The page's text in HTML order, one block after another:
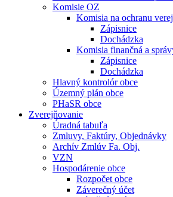
Komisie OZ
Komisia na ochranu
Zápisnice
Dochádzka
Komisia finančná a
Zápisnice
Dochádzka
Hlavný kontrolór obce
Územný plán obce
PHaSR obce
Zverejňovanie
Úradná tabuľa
Zmluvy, Faktúry, Objednávky
Archív Zmlúv Fa. Obj.
VZN
Hospodárenie obce
Rozpočet obce
Záverečný účet